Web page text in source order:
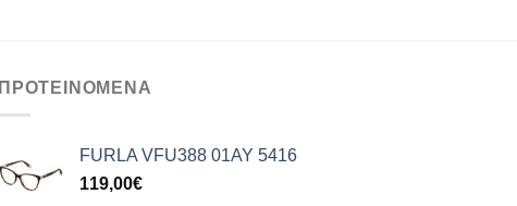
ΠΡΟΤΕΙΝΟΜΕΝΑ
FURLA VFU388 01AY 5416
119,00€